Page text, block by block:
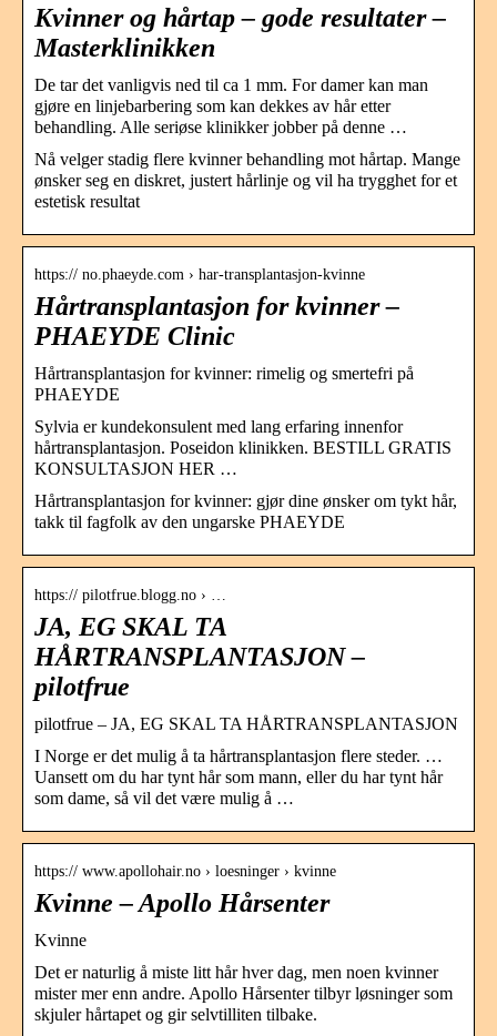
Kvinner og hårtap – gode resultater –
Masterklinikken
De tar det vanligvis ned til ca 1 mm. For damer kan man
gjøre en linjebarbering som kan dekkes av hår etter
behandling. Alle seriøse klinikker jobber på denne …
Nå velger stadig flere kvinner behandling mot hårtap. Mange
ønsker seg en diskret, justert hårlinje og vil ha trygghet for et
estetisk resultat
https:// no.phaeyde.com › har-transplantasjon-kvinne
Hårtransplantasjon for kvinner –
PHAEYDE Clinic
Hårtransplantasjon for kvinner: rimelig og smertefri på
PHAEYDE
Sylvia er kundekonsulent med lang erfaring innenfor
hårtransplantasjon. Poseidon klinikken. BESTILL GRATIS
KONSULTASJON HER …
Hårtransplantasjon for kvinner: gjør dine ønsker om tykt hår,
takk til fagfolk av den ungarske PHAEYDE
https:// pilotfrue.blogg.no › …
JA, EG SKAL TA
HÅRTRANSPLANTASJON –
pilotfrue
pilotfrue – JA, EG SKAL TA HÅRTRANSPLANTASJON
I Norge er det mulig å ta hårtransplantasjon flere steder. …
Uansett om du har tynt hår som mann, eller du har tynt hår
som dame, så vil det være mulig å …
https:// www.apollohair.no › loesninger › kvinne
Kvinne – Apollo Hårsenter
Kvinne
Det er naturlig å miste litt hår hver dag, men noen kvinner
mister mer enn andre. Apollo Hårsenter tilbyr løsninger som
skjuler hårtapet og gir selvtilliten tilbake.